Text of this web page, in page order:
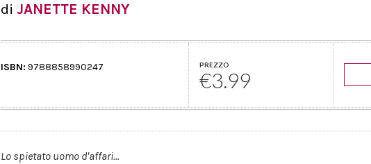
di JANETTE KENNY
ISBN: 9788858990247 PREZZO
€3.99
Lo spietato uomo d'affari...